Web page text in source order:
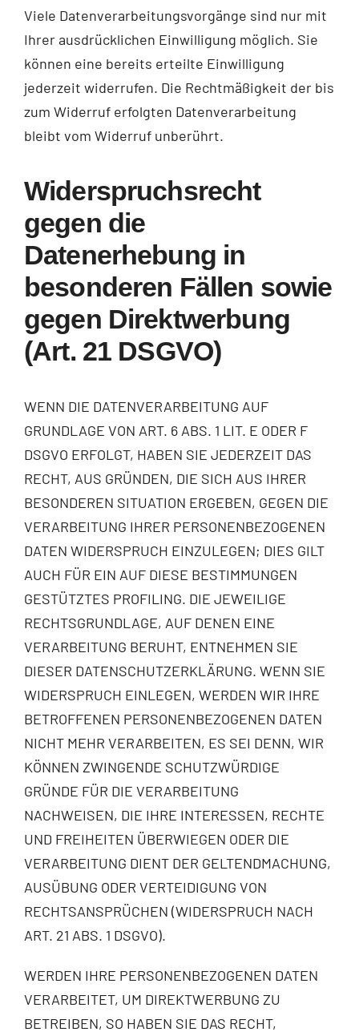
Viele Datenverarbeitungsvorgänge sind nur mit
Ihrer ausdrücklichen Einwilligung möglich. Sie
können eine bereits erteilte Einwilligung
jederzeit widerrufen. Die Rechtmäßigkeit der bis
zum Widerruf erfolgten Datenverarbeitung
bleibt vom Widerruf unberührt.
Widerspruchsrecht
gegen die
Datenerhebung in
besonderen Fällen sowie
gegen Direktwerbung
(Art. 21 DSGVO)
WENN DIE DATENVERARBEITUNG AUF
GRUNDLAGE VON ART. 6 ABS. 1 LIT. E ODER F
DSGVO ERFOLGT, HABEN SIE JEDERZEIT DAS
RECHT, AUS GRÜNDEN, DIE SICH AUS IHRER
BESONDEREN SITUATION ERGEBEN, GEGEN DIE
VERARBEITUNG IHRER PERSONENBEZOGENEN
DATEN WIDERSPRUCH EINZULEGEN; DIES GILT
AUCH FÜR EIN AUF DIESE BESTIMMUNGEN
GESTÜTZTES PROFILING. DIE JEWEILIGE
RECHTSGRUNDLAGE, AUF DENEN EINE
VERARBEITUNG BERUHT, ENTNEHMEN SIE
DIESER DATENSCHUTZERKLÄRUNG. WENN SIE
WIDERSPRUCH EINLEGEN, WERDEN WIR IHRE
BETROFFENEN PERSONENBEZOGENEN DATEN
NICHT MEHR VERARBEITEN, ES SEI DENN, WIR
KÖNNEN ZWINGENDE SCHUTZWÜRDIGE
GRÜNDE FÜR DIE VERARBEITUNG
NACHWEISEN, DIE IHRE INTERESSEN, RECHTE
UND FREIHEITEN ÜBERWIEGEN ODER DIE
VERARBEITUNG DIENT DER GELTENDMACHUNG,
AUSÜBUNG ODER VERTEIDIGUNG VON
RECHTSANSPRÜCHEN (WIDERSPRUCH NACH
ART. 21 ABS. 1 DSGVO).
WERDEN IHRE PERSONENBEZOGENEN DATEN
VERARBEITET, UM DIREKTWERBUNG ZU
BETREIBEN, SO HABEN SIE DAS RECHT,